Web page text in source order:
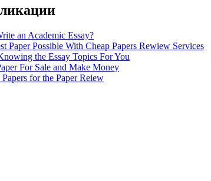
an Academic Essay?
Paper Possible With Cheap Papers Rewiew Services
the Essay Topics For You
For Sale and Make Money
for the Paper Reiew